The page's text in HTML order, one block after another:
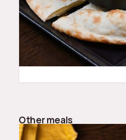
QAR
Other meals